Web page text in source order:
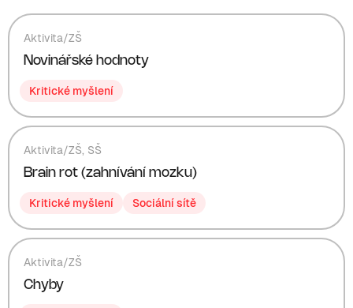
Aktivita/ZŠ
Novinářské hodnoty
Kritické myšlení
Aktivita/ZŠ SŠ
Brain rot (zahnívání mozku)
Kritické myšlení Sociální sítě
Aktivita/ZŠ
Chyby